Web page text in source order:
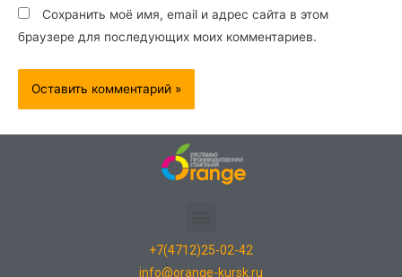
Сохранить моё имя, email и адрес сайта в этом
браузере для последующих моих комментариев.
+7(4712)25-02-42
info@orange-kursk.ru